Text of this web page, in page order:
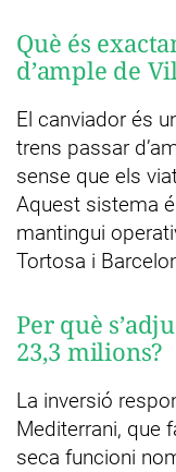
Què és
d’ample de
El canviador és
trens passar
sense que els
Aquest sistema
mantingui
Tortosa i
Per què
23,3 milions?
La inversió
Mediterrani, que
seca funcioni